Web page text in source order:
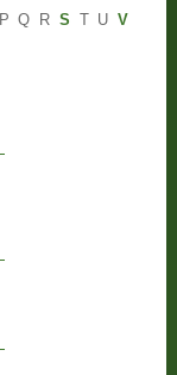
P Q R S U V